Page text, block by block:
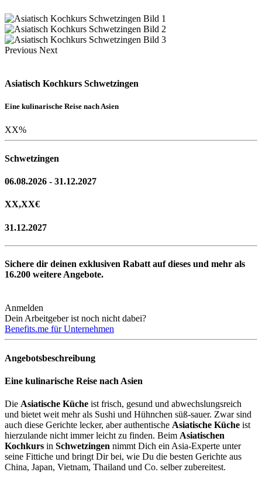
Previous Next
Asiatisch Kochkurs Schwetzingen
Eine kulinarische Reise nach Asien
XX%
Schwetzingen
06.08.2026 - 31.12.2027
XX,XX€
31.12.2027
Sichere dir deinen exklusiven Rabatt auf dieses und mehr als
16.200 weitere Angebote.
Anmelden
Dein Arbeitgeber ist noch nicht dabei?
Benefits.me für Unternehmen
Angebotsbeschreibung
Eine kulinarische Reise nach Asien
Die Asiatische Küche ist frisch, gesund und abwechslungsreich
und bietet weit mehr als Sushi und Hühnchen süß-sauer. Zwar sind
auch diese Gerichte lecker, aber authentische Asiatische Küche ist
hierzulande nicht immer leicht zu finden. Beim Asiatischen
Kochkurs in Schwetzingen nimmt Dich ein Asia-Experte unter
seine Fittiche und bringt Dir bei, wie Du die besten Gerichte aus
China, Japan, Vietnam, Thailand und Co. selber zubereitest.